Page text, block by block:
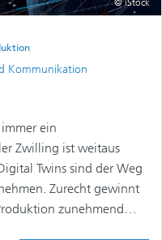
© iStock
Kommunikation
ein
Zwilling ist weitaus
Twins sind der Weg
Zurecht gewinnt
zunehmend…